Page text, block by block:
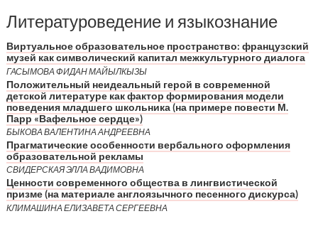
Литературоведение и языкознание
Виртуальное образовательное пространство: французский
музей как символический капитал межкультурного диалога
ГАСЫМОВА ФИДАН МАЙЫЛКЫЗЫ
Положительный неидеальный герой в современной
детской литературе как фактор формирования модели
поведения младшего школьника (на примере повести М.
Парр «Вафельное сердце»)
БЫКОВА ВАЛЕНТИНА АНДРЕЕВНА
Прагматические особенности вербального оформления
образовательной рекламы
СВИДЕРСКАЯ ЭЛЛА ВАДИМОВНА
Ценности современного общества в лингвистической
призме (на материале англоязычного песенного дискурса)
КЛИМАШИНА ЕЛИЗАВЕТА СЕРГЕЕВНА